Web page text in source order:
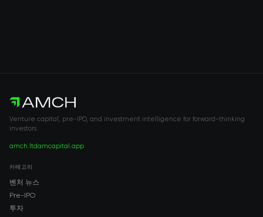
Venture capital, pre-IPO, and investment intelligence for forward-thinking
investors.
amch.ltdamcapital.app
카테고리
벤처 뉴스
Pre-IPO
투자